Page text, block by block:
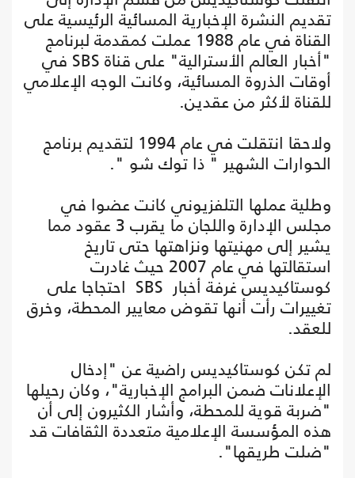
تقديم النشرة الإخبارية المسائية الرئيسية على
القناة في عام 1988 عملت كمقدمة لبرنامج
"أخبار العالم الأسترالية" على قناة SBS في
أوقات الذروة المسائية، وكانت الوجه الإعلامي
للقناة لأكثر من عقدين.
ولاحقا انتقلت في عام 1994 لتقديم برنامج
الحوارات الشهير " ذا توك شو ".
وطلية عملها التلفزيوني كانت عضوا في
مجلس الإدارة واللجان ما يقرب 3 عقود مما
يشير إلى مهنيتها ونزاهتها حتى تاريخ
استقالتها في عام 2007 حيث غادرت
كوستاكيديس غرفة أخبار SBS احتجاجا على
تغييرات رأت أنها تقوض معايير المحطة، وخرق
للعقد.
لم تكن كوستاكيديس راضية عن "إدخال
الإعلانات ضمن البرامج الإخبارية"، وكان رحيلها
"ضربة قوية للمحطة، وأشار الكثيرون إلى أن
هذه المؤسسة الإعلامية متعددة الثقافات قد
"ضلت طريقها".